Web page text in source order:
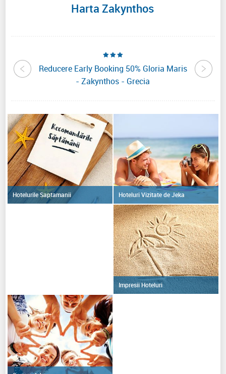
Harta Zakynthos
Reducere Early Booking 50% Gloria Maris
- Zakynthos - Grecia
Hotelurile Saptamanii Hoteluri Vizitate de Jeka
Impresii Hoteluri